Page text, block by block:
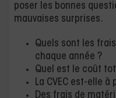
poser les bonnes
mauvaises surprises.
Quels sont les
chaque année ?
Quel est le coût
La CVEC est-elle à
Des frais de